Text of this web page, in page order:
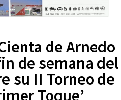
de Arnedo
de semana del
su II Torneo de
Toque’